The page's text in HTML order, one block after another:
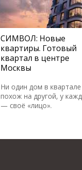
СИМВОЛ: Новые
квартиры. Готовый
квартал в центре
Москвы
Ни один дом в
похож на другой, у
— своё «лицо».